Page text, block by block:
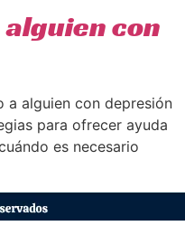
alguien con
a alguien con depresión
para ofrecer ayuda
es necesario